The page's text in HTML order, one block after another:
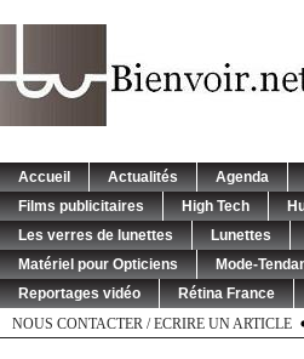
Accueil Actualités Agenda
Films publicitaires
High Tech
Les verres de lunettes
Lunettes
Matériel pour Opticiens
Mode-
Reportages vidéo
Rétina France
NOUS CONTACTER / ECRIRE UN ARTICLE